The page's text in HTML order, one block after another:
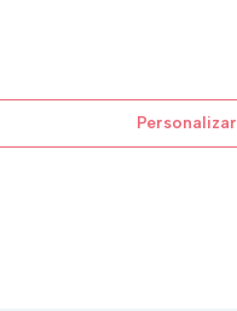
Personalizar